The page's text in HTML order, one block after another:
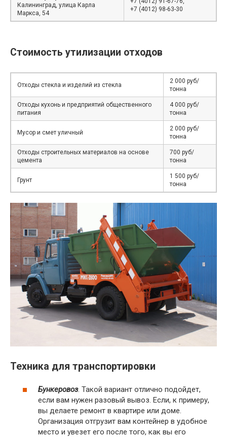
Калининград, улица Карла
Маркса, 54
+7 (4012) 98-63-30
Стоимость утилизации отходов
Отходы стекла и изделий из стекла
2 000 руб/
тонна
Отходы кухонь и предприятий общественного
питания
4 000 руб/
тонна
Мусор и смет уличный
2 000 руб/
тонна
Отходы строительных материалов на основе
цемента
700 руб/
тонна
Грунт
1 500 руб/
тонна
Техника для транспортировки
Бункеровоз. Такой вариант отлично подойдет,
если вам нужен разовый вывоз. Если, к примеру,
вы делаете ремонт в квартире или доме.
Организация отгрузит вам контейнер в удобное
место и увезет его после того, как вы его